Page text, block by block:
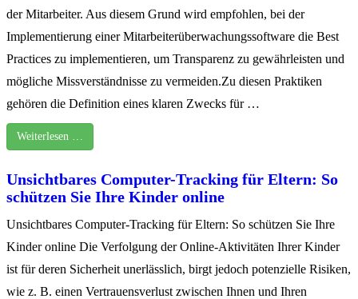
der Mitarbeiter. Aus diesem Grund wird empfohlen, bei der
Implementierung einer Mitarbeiterüberwachungssoftware die Best
Practices zu implementieren, um Transparenz zu gewährleisten und
mögliche Missverständnisse zu vermeiden.Zu diesen Praktiken
gehören die Definition eines klaren Zwecks für …
Weiterlesen …
Unsichtbares Computer-Tracking für Eltern: So
schützen Sie Ihre Kinder online
Unsichtbares Computer-Tracking für Eltern: So schützen Sie Ihre
Kinder online Die Verfolgung der Online-Aktivitäten Ihrer Kinder
ist für deren Sicherheit unerlässlich, birgt jedoch potenzielle Risiken,
wie z. B. einen Vertrauensverlust zwischen Ihnen und Ihren